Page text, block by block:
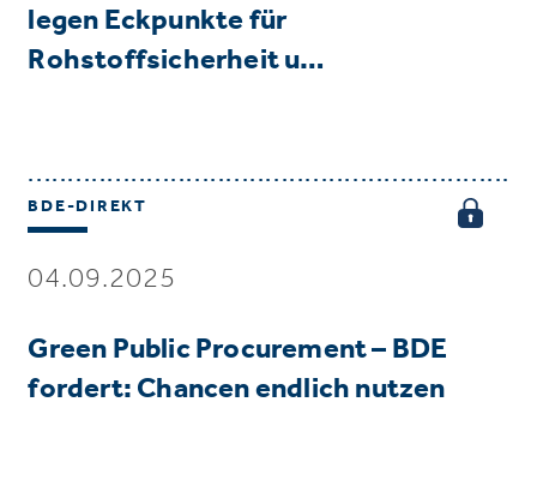
legen Eckpunkte für
Rohstoffsicherheit u…
BDE-DIREKT
04.09.2025
Green Public Procurement – BDE
fordert: Chancen endlich nutzen